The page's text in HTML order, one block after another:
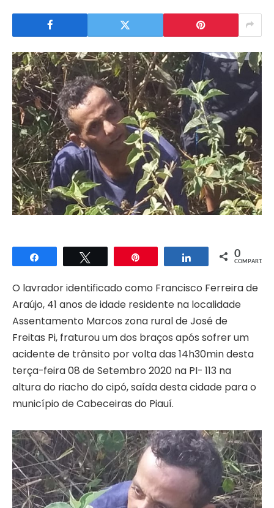
Compartilhar Compartilhar
0
COMPART.
O lavrador identificado como Francisco Ferreira de
Araújo, 41 anos de idade residente na localidade
Assentamento Marcos zona rural de José de
Freitas Pi, fraturou um dos braços após sofrer um
acidente de trânsito por volta das 14h30min desta
terça-feira 08 de Setembro 2020 na PI- 113 na
altura do riacho do cipó, saída desta cidade para o
município de Cabeceiras do Piauí.